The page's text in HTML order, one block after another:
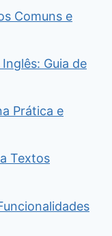
Comuns e
Guia de
Prática e
Textos